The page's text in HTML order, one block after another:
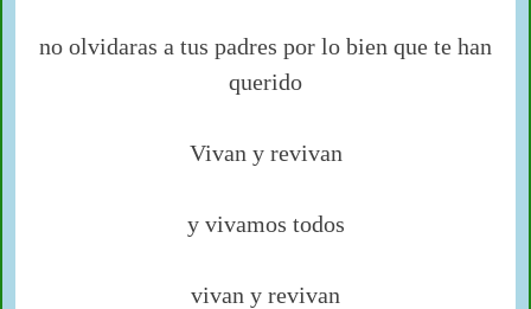
no olvidaras a tus padres por lo bien que te han
querido
Vivan y revivan
y vivamos todos
vivan y revivan